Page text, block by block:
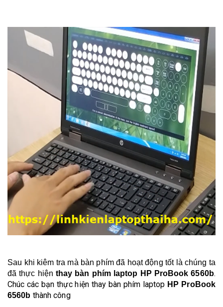
Sau khi kiêm tra mà bàn phím đã hoạt động tốt là chúng ta
đã thực hiện thay bàn phím laptop HP ProBook 6560b.
Chúc các bạn thực hiện thay bàn phím laptop HP ProBook
6560b thành công